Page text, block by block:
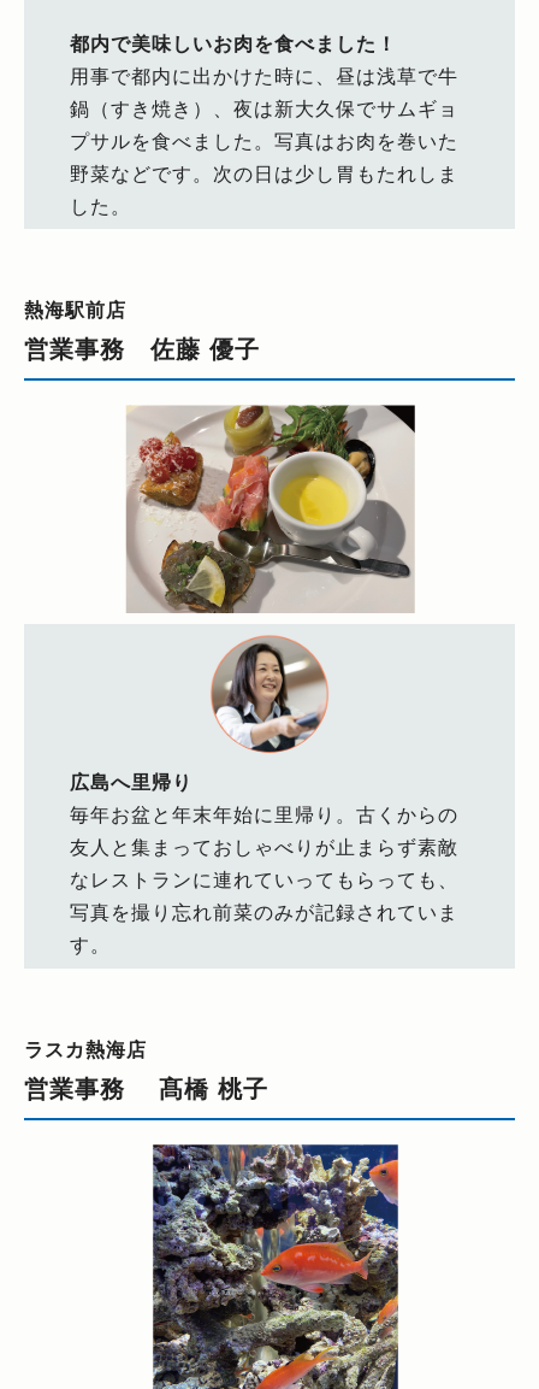
都内で美味しいお肉を食べました！
用事で都内に出かけた時に、昼は浅草で牛
鍋（すき焼き）、夜は新大久保でサムギョ
プサルを食べました。写真はお肉を巻いた
野菜などです。次の日は少し胃もたれしま
した。
熱海駅前店
営業事務 佐藤 優子
広島へ里帰り
毎年お盆と年末年始に里帰り。古くからの
友人と集まっておしゃべりが止まらず素敵
なレストランに連れていってもらっても、
写真を撮り忘れ前菜のみが記録されていま
す。
ラスカ熱海店
営業事務 髙橋 桃子